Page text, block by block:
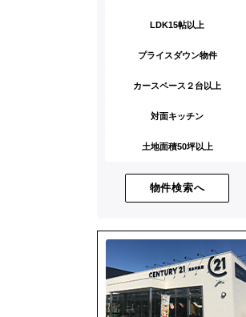
LDK15帖以上
プライスダウン物件
カースペース２台以上
対面キッチン
土地面積50坪以上
物件検索へ